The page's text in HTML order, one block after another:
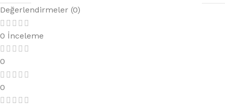
Değerlendirmeler (0)
0 İnceleme
0
0